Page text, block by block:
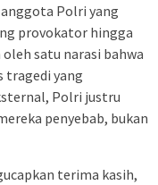
Polri yang
provokator hingga
satu narasi bahwa
tragedi yang
Polri justru
penyebab, bukan
terima kasih,